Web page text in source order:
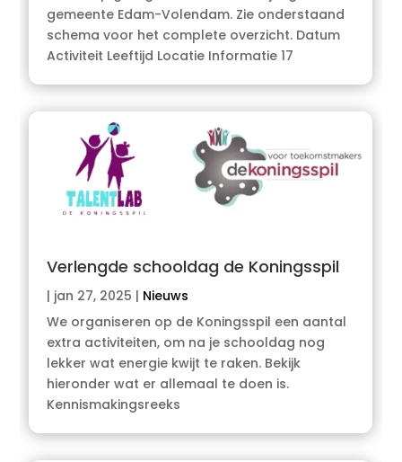
gemeente Edam-Volendam. Zie onderstaand
schema voor het complete overzicht. Datum
Activiteit Leeftijd Locatie Informatie 17
Verlengde schooldag de Koningsspil
| jan 27, 2025 | Nieuws
We organiseren op de Koningsspil een aantal
extra activiteiten, om na je schooldag nog
lekker wat energie kwijt te raken. Bekijk
hieronder wat er allemaal te doen is.
Kennismakingsreeks